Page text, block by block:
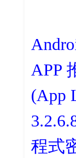
APP
(App
程式